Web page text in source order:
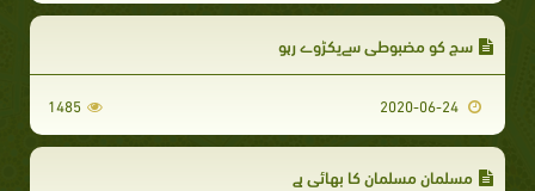
سچ کو مضبوطى سےپکڑوے رہو
1485
مسلمان مسلمان کا بھائی ہے